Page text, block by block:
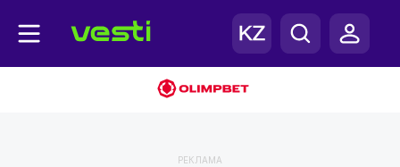
РЕКЛАМА